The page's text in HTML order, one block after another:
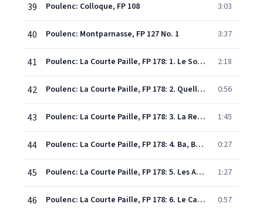
39 Poulenc: Colloque, FP 108 3:03
40 Poulenc: Montparnasse, FP 127 No. 1 3:37
41 Poulenc: La Courte Paille, FP 178: 1. Le Sommeil 2:18
42 Poulenc: La Courte Paille, FP 178: 2. Quelle Aventure! 0:56
43 Poulenc: La Courte Paille, FP 178: 3. La Reine de coeur 1:45
44 Poulenc: La Courte Paille, FP 178: 4. Ba, Be, Bi, Bo, Bu 0:27
45 Poulenc: La Courte Paille, FP 178: 5. Les Anges musiciens 1:27
46 Poulenc: La Courte Paille, FP 178: 6. Le Carafon 0:57